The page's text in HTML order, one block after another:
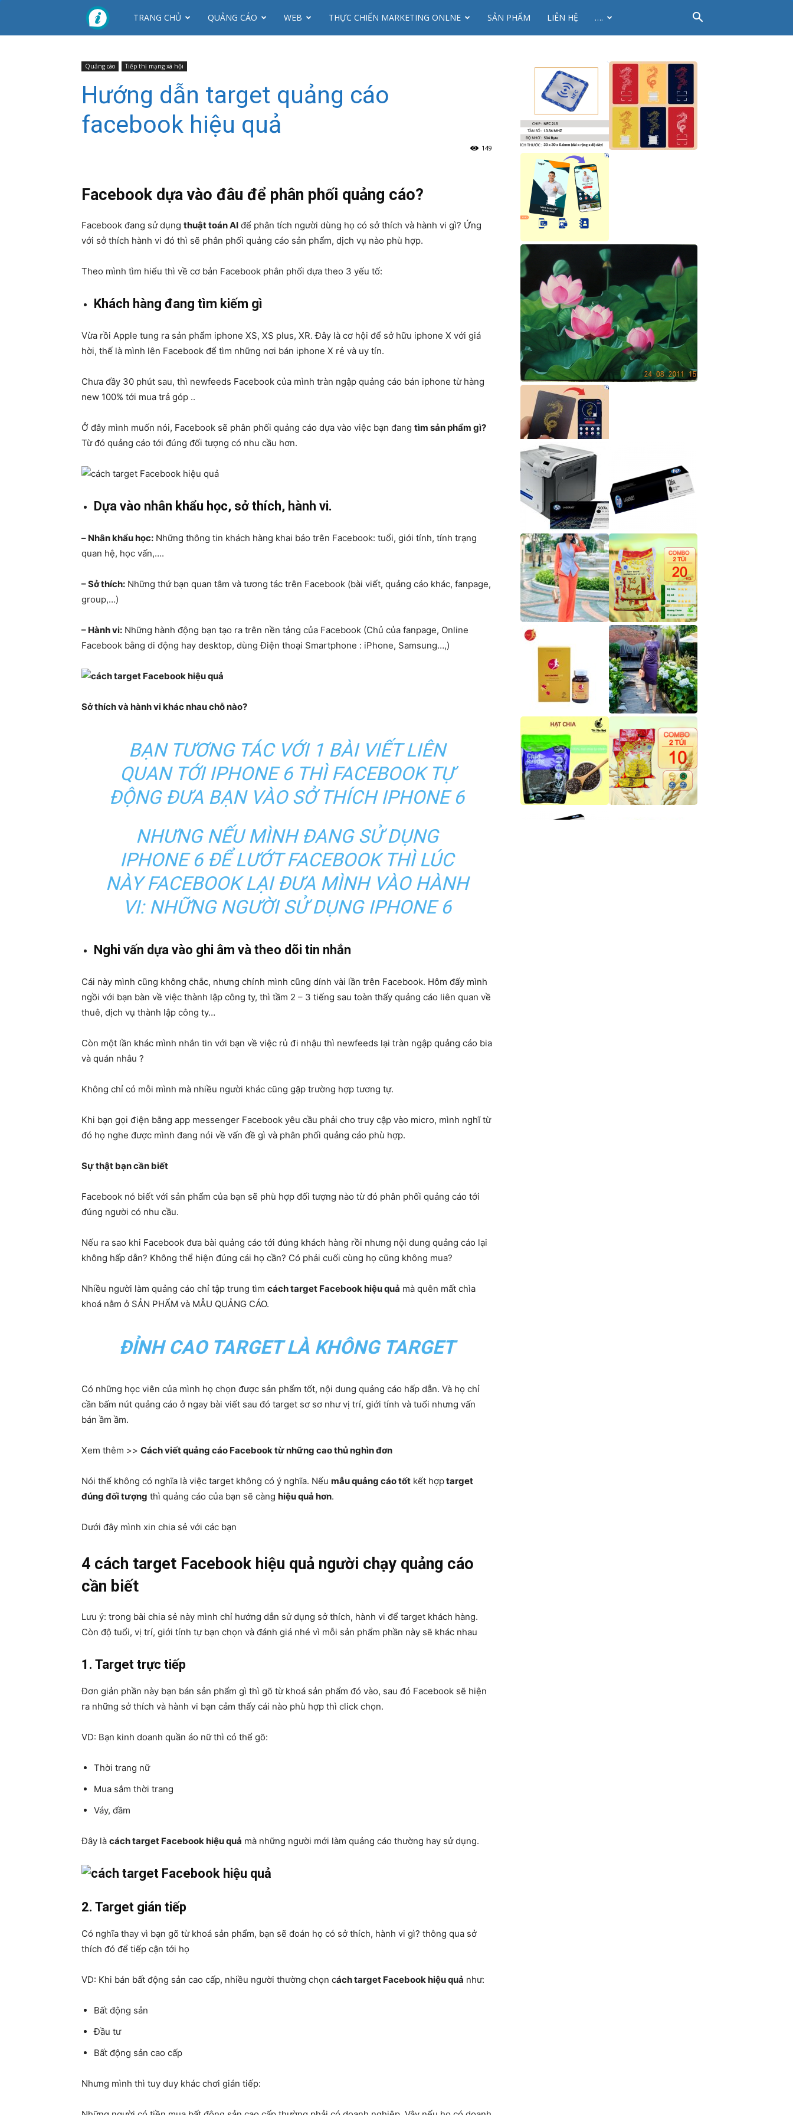
CTY
MỸ
TRANG CHỦ QUẢNG CÁO WEB THỰC CHIẾN MARKETING ONLNE SẢN PHẨM LIÊN HỆ ….
Quảng cáo Tiếp thị mạng xã hội
Hướng dẫn target quảng cáo
facebook hiệu quả
149
Facebook dựa vào đâu để phân phối quảng cáo?
Facebook đang sử dụng thuật toán AI để phân tích người dùng họ có sở thích và hành vi gì? Ứng
với sở thích hành vi đó thì sẽ phân phối quảng cáo sản phẩm, dịch vụ nào phù hợp.
Theo mình tìm hiểu thì về cơ bản Facebook phân phối dựa theo 3 yếu tố:
Khách hàng đang tìm kiếm gì
Vừa rồi Apple tung ra sản phẩm iphone XS, XS plus, XR. Đây là cơ hội để sở hữu iphone X với giá
hời, thế là mình lên Facebook để tìm những nơi bán iphone X rẻ và uy tín.
Chưa đầy 30 phút sau, thì newfeeds Facebook của mình tràn ngập quảng cáo bán iphone từ hàng
new 100% tới mua trả góp ..
Ở đây mình muốn nói, Facebook sẽ phân phối quảng cáo dựa vào việc bạn đang tìm sản phẩm gì?
Từ đó quảng cáo tới đúng đối tượng có nhu cầu hơn.
Dựa vào nhân khẩu học, sở thích, hành vi.
– Nhân khẩu học: Những thông tin khách hàng khai báo trên Facebook: tuổi, giới tính, tính trạng
quan hệ, học vấn,….
– Sở thích: Những thứ bạn quan tâm và tương tác trên Facebook (bài viết, quảng cáo khác, fanpage,
group,…)
– Hành vi: Những hành động bạn tạo ra trên nền tảng của Facebook (Chủ của fanpage, Online
Facebook bằng di động hay desktop, dùng Điện thoại Smartphone : iPhone, Samsung…,)
Sở thích và hành vi khác nhau chỗ nào?
BẠN TƯƠNG TÁC VỚI 1 BÀI VIẾT LIÊN
QUAN TỚI IPHONE 6 THÌ FACEBOOK TỰ
ĐỘNG ĐƯA BẠN VÀO SỞ THÍCH IPHONE 6
NHƯNG NẾU MÌNH ĐANG SỬ DỤNG
IPHONE 6 ĐỂ LƯỚT FACEBOOK THÌ LÚC
NÀY FACEBOOK LẠI ĐƯA MÌNH VÀO HÀNH
VI: NHỮNG NGƯỜI SỬ DỤNG IPHONE 6
Nghi vấn dựa vào ghi âm và theo dõi tin nhắn
Cái này mình cũng không chắc, nhưng chính mình cũng dính vài lần trên Facebook. Hôm đấy mình
ngồi với bạn bàn về việc thành lập công ty, thì tầm 2 – 3 tiếng sau toàn thấy quảng cáo liên quan về
thuê, dịch vụ thành lập công ty…
Còn một lần khác mình nhắn tin với bạn về việc rủ đi nhậu thì newfeeds lại tràn ngập quảng cáo bia
và quán nhâu ?
Không chỉ có mỗi mình mà nhiều người khác cũng gặp trường hợp tương tự.
Khi bạn gọi điện bằng app messenger Facebook yêu cầu phải cho truy cập vào micro, mình nghĩ từ
đó họ nghe được mình đang nói về vấn đề gì và phân phối quảng cáo phù hợp.
Sự thật bạn cần biết
Facebook nó biết với sản phẩm của bạn sẽ phù hợp đối tượng nào từ đó phân phối quảng cáo tới
đúng người có nhu cầu.
Nếu ra sao khi Facebook đưa bài quảng cáo tới đúng khách hàng rồi nhưng nội dung quảng cáo lại
không hấp dẫn? Không thể hiện đúng cái họ cần? Có phải cuối cùng họ cũng không mua?
Nhiều người làm quảng cáo chỉ tập trung tìm cách target Facebook hiệu quả mà quên mất chìa
khoá nằm ở SẢN PHẨM và MẪU QUẢNG CÁO.
ĐỈNH CAO TARGET LÀ KHÔNG TARGET
Có những học viên của mình họ chọn được sản phẩm tốt, nội dung quảng cáo hấp dẫn. Và họ chỉ
cần bấm nút quảng cáo ở ngay bài viết sau đó target sơ sơ như vị trí, giới tính và tuổi nhưng vấn
bán ầm ầm.
Xem thêm >> Cách viết quảng cáo Facebook từ những cao thủ nghìn đơn
Nói thế không có nghĩa là việc target không có ý nghĩa. Nếu mẫu quảng cáo tốt kết hợptarget
đúng đối tượng thì quảng cáo của bạn sẽ càng hiệu quả hơn.
Dưới đây mình xin chia sẻ với các bạn
4 cách target Facebook hiệu quả người chạy quảng cáo
cần biết
Lưu ý: trong bài chia sẻ này mình chỉ hướng dẫn sử dụng sở thích, hành vi để target khách hàng.
Còn độ tuổi, vị trí, giới tính tự bạn chọn và đánh giá nhé vì mỗi sản phẩm phần này sẽ khác nhau
1. Target trực tiếp
Đơn giản phần này bạn bán sản phẩm gì thì gõ từ khoá sản phẩm đó vào, sau đó Facebook sẽ hiện
ra những sở thích và hành vi bạn cảm thấy cái nào phù hợp thì click chọn.
VD: Bạn kinh doanh quần áo nữ thì có thể gõ:
Thời trang nữ
Mua sắm thời trang
Váy, đầm
Đây là cách target Facebook hiệu quả mà những người mới làm quảng cáo thường hay sử dụng.
2. Target gián tiếp
Có nghĩa thay vì bạn gõ từ khoá sản phẩm, bạn sẽ đoán họ có sở thích, hành vi gì? thông qua sở
thích đó để tiếp cận tới họ
VD: Khi bán bất động sản cao cấp, nhiều người thường chọn cách target Facebook hiệu quả như:
Bất động sản
Đầu tư
Bất động sản cao cấp
Nhưng mình thì tuy duy khác chơi gián tiếp: